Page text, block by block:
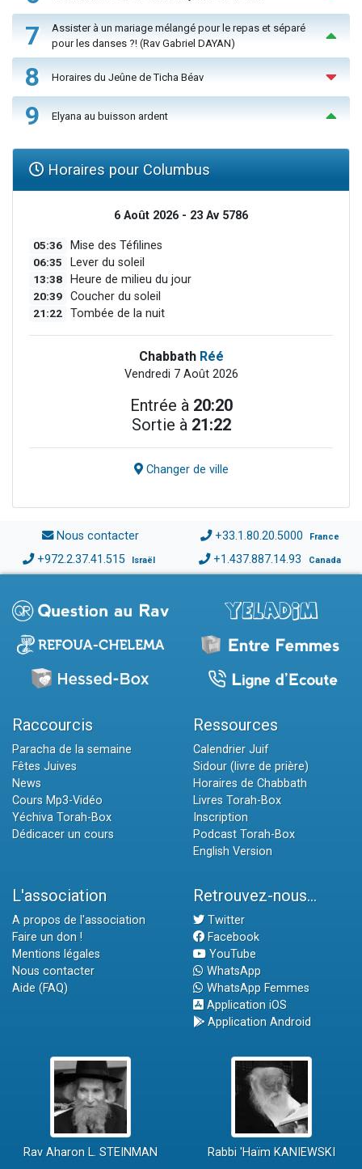
7
Assister à un mariage mélangé pour le repas et séparé
pour les danses ?! (Rav Gabriel DAYAN)
8 Horaires du Jeûne de Ticha Béav
9 Elyana au buisson ardent
Horaires pour Columbus
6 Août 2026 - 23 Av 5786
05:36 Mise des Téfilines
06:35 Lever du soleil
13:38 Heure de milieu du jour
20:39 Coucher du soleil
21:22 Tombée de la nuit
Chabbath Réé
Vendredi 7 Août 2026
Entrée à 20:20
Sortie à 21:22
Changer de ville
Nous contacter +33.1.80.20.5000 France
+972.2.37.41.515 Israël +1.437.887.14.93 Canada
Raccourcis
Paracha de la semaine
Fêtes Juives
News
Cours Mp3-Vidéo
Yéchiva Torah-Box
Dédicacer un cours
Ressources
Calendrier Juif
Sidour (livre de prière)
Horaires de Chabbath
Livres Torah-Box
Inscription
Podcast Torah-Box
English Version
L'association
A propos de l'association
Faire un don !
Mentions légales
Nous contacter
Aide (FAQ)
Retrouvez-nous...
Twitter
Facebook
YouTube
WhatsApp
WhatsApp Femmes
Application iOS
Application Android
Rav Aharon L. STEINMAN Rabbi 'Haïm KANIEWSKI